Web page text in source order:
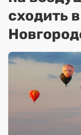
сходить